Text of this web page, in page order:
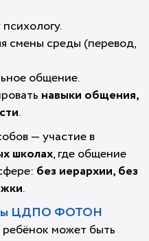
смены среды (перевод,
общение.
навыки общения,
.
— участие в
школах, где общение
без иерархии, без
.
ЦДПО ФОТОН
может быть